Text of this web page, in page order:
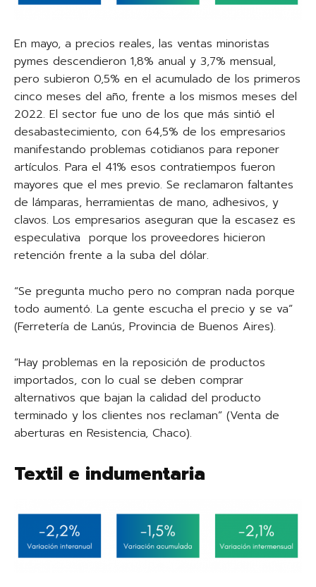
En mayo, a precios reales, las ventas minoristas
pymes descendieron 1,8% anual y 3,7% mensual,
pero subieron 0,5% en el acumulado de los primeros
cinco meses del año, frente a los mismos meses del
2022. El sector fue uno de los que más sintió el
desabastecimiento, con 64,5% de los empresarios
manifestando problemas cotidianos para reponer
artículos. Para el 41% esos contratiempos fueron
mayores que el mes previo. Se reclamaron faltantes
de lámparas, herramientas de mano, adhesivos, y
clavos. Los empresarios aseguran que la escasez es
especulativa porque los proveedores hicieron
retención frente a la suba del dólar.
“Se pregunta mucho pero no compran nada porque
todo aumentó. La gente escucha el precio y se va”
(Ferretería de Lanús, Provincia de Buenos Aires).
“Hay problemas en la reposición de productos
importados, con lo cual se deben comprar
alternativos que bajan la calidad del producto
terminado y los clientes nos reclaman” (Venta de
aberturas en Resistencia, Chaco).
Textil e indumentaria